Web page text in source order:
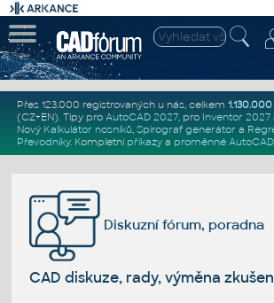
Přes 123.000 registrovaných u nás, celkem 1.130.000
(CZ+EN). Tipy pro AutoCAD 2027, pro Inventor 2027
Nový Kalkulátor nosníků, Spirograf generátor a
Převodníky. Kompletní příkazya proměnné
Diskuzní fórum, poradna
CAD diskuze, rady, výměna